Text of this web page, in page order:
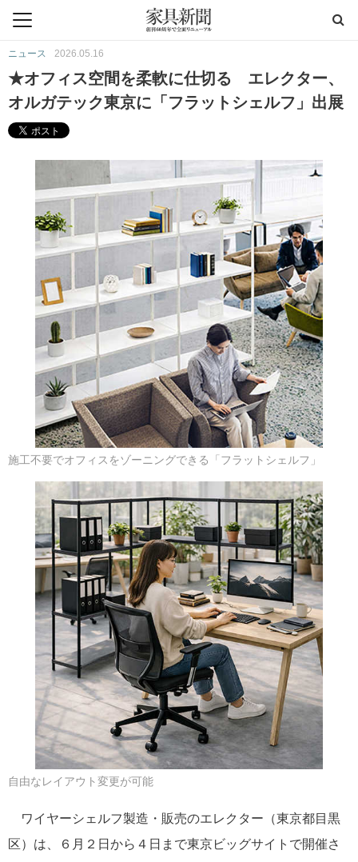
ニュース 2026.05.16
★オフィス空間を柔軟に仕切る エレクター、
オルガテック東京に「フラットシェルフ」出展
施工不要でオフィスをゾーニングできる「フラットシェルフ」
自由なレイアウト変更が可能
ワイヤーシェルフ製造・販売のエレクター（東京都目黒
区）は、６月２日から４日まで東京ビッグサイトで開催さ